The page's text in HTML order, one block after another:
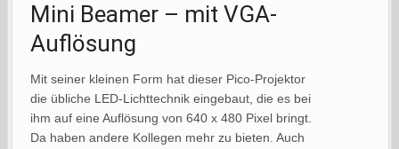
Mini Beamer – mit VGA-
Auflösung
Mit seiner kleinen Form hat dieser Pico-Projektor
die übliche LED-Lichttechnik eingebaut, die es bei
ihm auf eine Auflösung von 640 x 480 Pixel bringt.
Da haben andere Kollegen mehr zu bieten. Auch